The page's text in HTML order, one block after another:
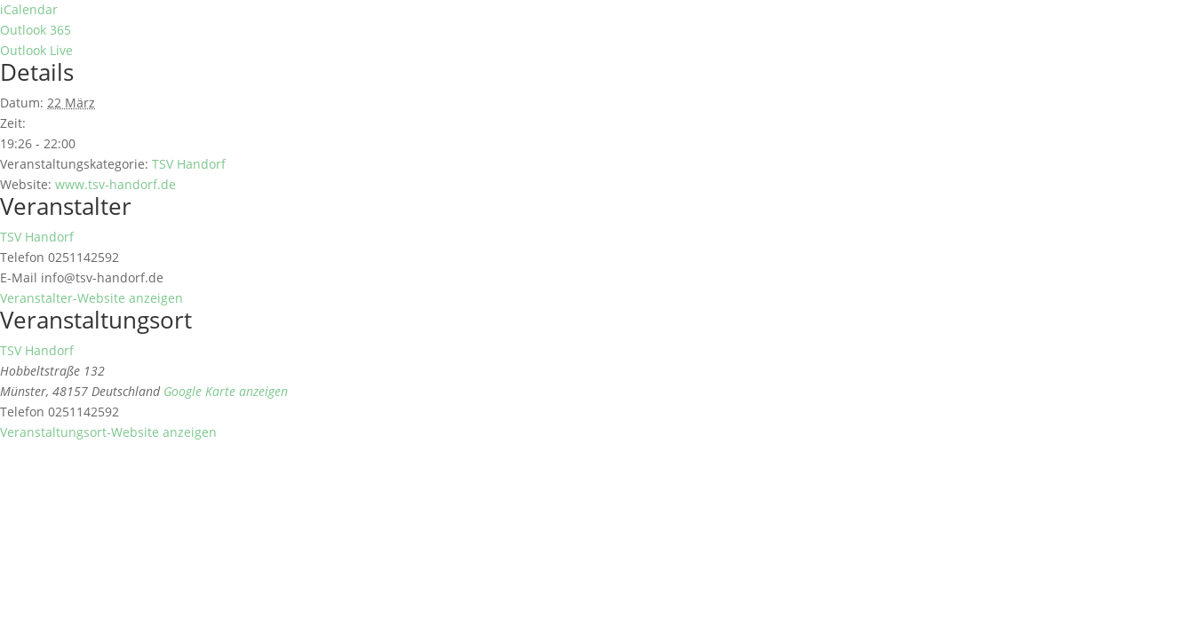
iCalendar
Outlook 365
Outlook Live
Details
Datum: 22 März
Zeit:
19:26 - 22:00
Veranstaltungskategorie: TSV Handorf
Website: www.tsv-handorf.de
Veranstalter
TSV Handorf
Telefon 0251142592
E-Mail info@tsv-handorf.de
Veranstalter-Website anzeigen
Veranstaltungsort
TSV Handorf
Hobbeltstraße 132
Münster, 48157 Deutschland Google Karte anzeigen
Telefon 0251142592
Veranstaltungsort-Website anzeigen